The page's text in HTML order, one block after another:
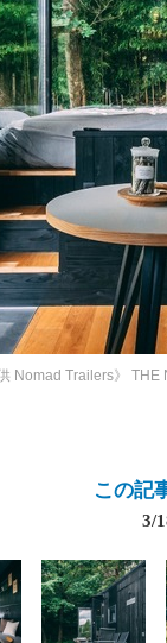
Nomad Trailers》 THE
この記
3/